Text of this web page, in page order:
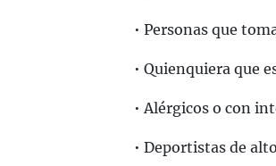
• Personas que
• Quienquiera que
• Alérgicos o con
• Deportistas de